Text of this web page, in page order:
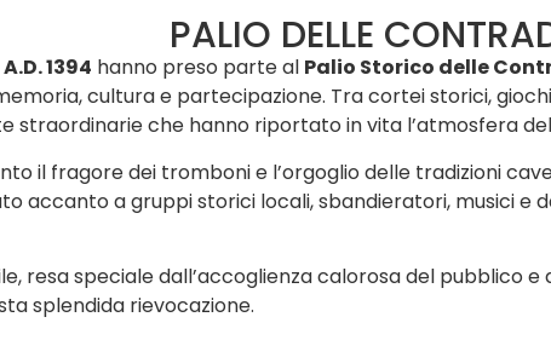
PALIO DELLE
1394 hanno preso parte al Palio Storico delle
cultura e partecipazione. Tra cortei storici,
straordinarie che hanno riportato in vita l’atmosfera del
il fragore dei tromboni e l’orgoglio delle tradizioni
accanto a gruppi storici locali, sbandieratori, musici e
resa speciale dall’accoglienza calorosa del pubblico
splendida rievocazione.